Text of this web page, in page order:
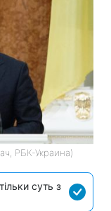
РБК-Украина)
суть з